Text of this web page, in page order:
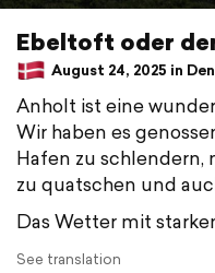
Ebeltoft oder
August 24, 2025 in
Anholt ist eine
Wir haben es
Hafen zu schlendern,
zu quatschen und
Das Wetter mit
See translation